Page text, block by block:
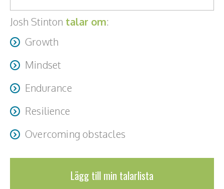
Josh Stinton talar om:
Growth
Mindset
Endurance
Resilience
Overcoming obstacles
Lägg till min talarlista